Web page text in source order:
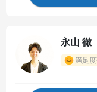
永山 徹
満足